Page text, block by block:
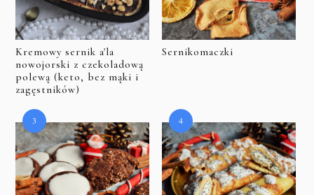
Kremowy sernik a'la
nowojorski z czekoladową
polewą (keto, bez mąki i
zagęstników)
Sernikomaczki